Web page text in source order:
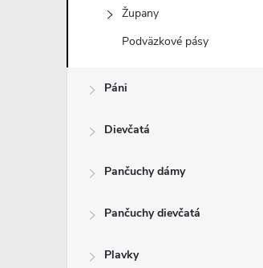
Župany
Podväzkové pásy
Páni
Dievčatá
Pančuchy dámy
Pančuchy dievčatá
Plavky